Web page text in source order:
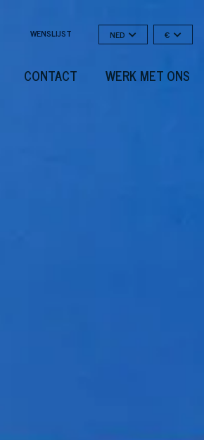
WENSLIJST NED €
CONTACT WERK MET ONS